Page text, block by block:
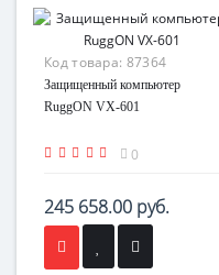
Код товара: 87364
Защищенный компьютер
RuggON VX-601
0
245 658.00 руб.